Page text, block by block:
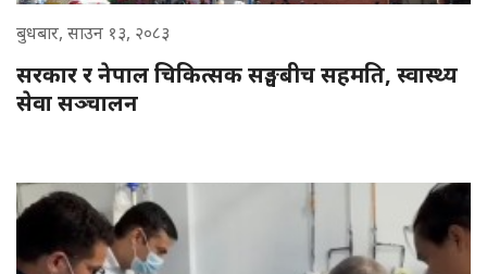
बुधबार, साउन १३, २०८३
सरकार र नेपाल चिकित्सक सङ्घबीच सहमति, स्वास्थ्य
सेवा सञ्चालन